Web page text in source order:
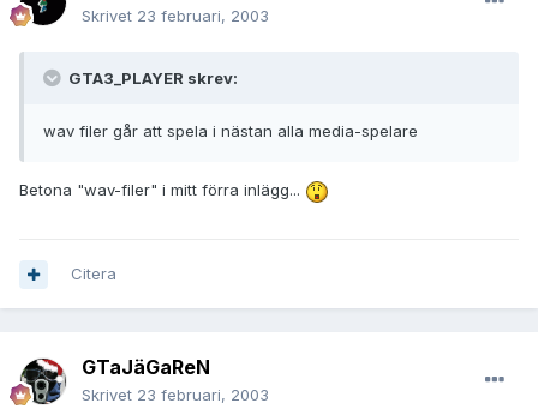
Skrivet 23 februari, 2003
GTA3_PLAYER skrev:
wav filer går att spela i nästan alla media-spelare
Betona "wav-filer" i mitt förra inlägg...
Citera
GTaJäGaReN
Skrivet 23 februari, 2003